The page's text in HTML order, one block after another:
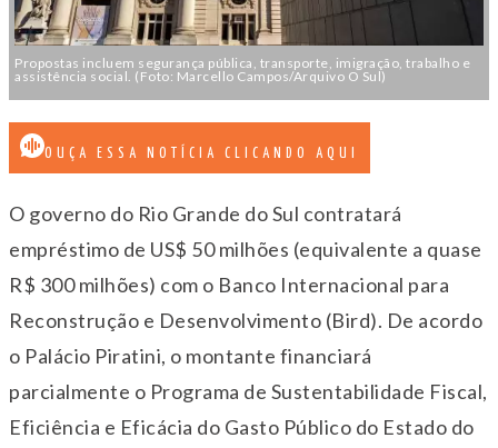
Propostas incluem segurança pública, transporte, imigração, trabalho e
assistência social. (Foto: Marcello Campos/Arquivo O Sul)
OUÇA ESSA NOTÍCIA CLICANDO AQUI
O governo do Rio Grande do Sul contratará
empréstimo de US$ 50 milhões (equivalente a quase
R$ 300 milhões) com o Banco Internacional para
Reconstrução e Desenvolvimento (Bird). De acordo
o Palácio Piratini, o montante financiará
parcialmente o Programa de Sustentabilidade Fiscal,
Eficiência e Eficácia do Gasto Público do Estado do